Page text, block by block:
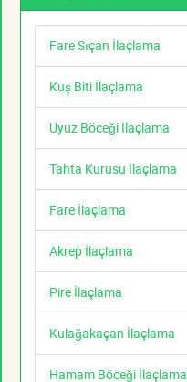
Fare Sıçan İlaçlama
Kuş Biti İlaçlama
Uyuz Böceği İlaçlama
Tahta Kurusu İlaçlama
Fare İlaçlama
Akrep İlaçlama
Pire İlaçlama
Kulağakaçan İlaçlama
Hamam Böceği İlaçlama